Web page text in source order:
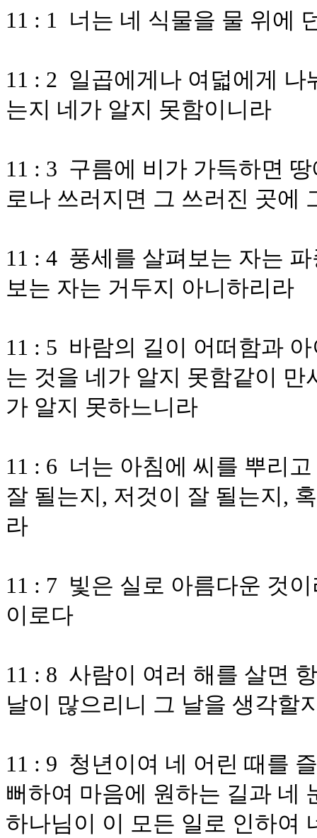
11 : 1 너는 네 식물을 물 위에
11 : 2 일곱에게나 여덟에게
는지 네가 알지 못함이니라
11 : 3 구름에 비가 가득하면
로나 쓰러지면 그 쓰러진 곳에
11 : 4 풍세를 살펴보는 자는
보는 자는 거두지 아니하리라
11 : 5 바람의 길이 어떠함과
는 것을 네가 알지 못함같이
가 알지 못하느니라
11 : 6 너는 아침에 씨를 뿌리
잘 될는지, 저것이 잘 될는지,
라
11 : 7 빛은 실로 아름다운 것
이로다
11 : 8 사람이 여러 해를 살면
날이 많으리니 그 날을 생각할
11 : 9 청년이여 네 어린 때를
뻐하여 마음에 원하는 길과 네
하나님이 이 모든 일로 인하여